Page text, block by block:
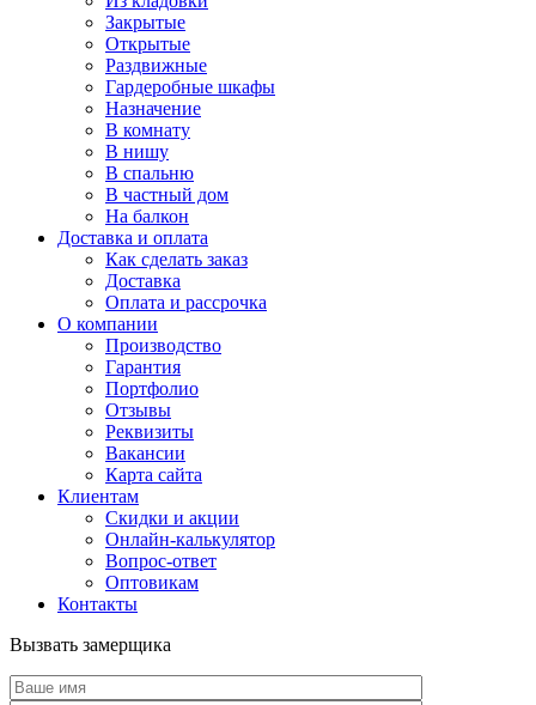
Закрытые
Открытые
Раздвижные
Гардеробные шкафы
Назначение
В комнату
В нишу
В спальню
В частный дом
На балкон
Доставка и оплата
Как сделать заказ
Доставка
Оплата и рассрочка
О компании
Производство
Гарантия
Портфолио
Отзывы
Реквизиты
Вакансии
Карта сайта
Клиентам
Скидки и акции
Онлайн-калькулятор
Вопрос-ответ
Оптовикам
Контакты
Вызвать замерщика